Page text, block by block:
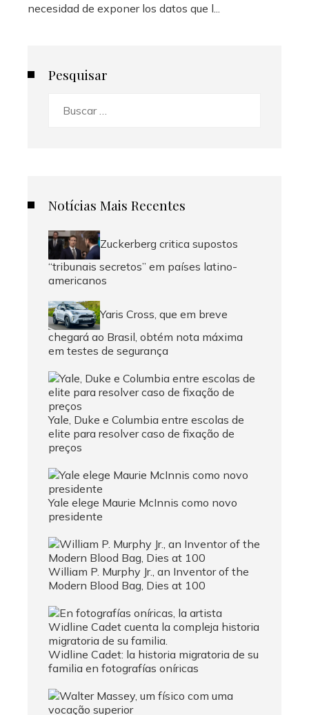
necesidad de exponer los datos que l...
Pesquisar
Notícias Mais Recentes
Zuckerberg critica supostos
“tribunais secretos” em países latino-
americanos
Yaris Cross, que em breve
chegará ao Brasil, obtém nota máxima
em testes de segurança
Yale, Duke e Columbia entre escolas de
elite para resolver caso de fixação de
preços
Yale elege Maurie McInnis como novo
presidente
William P. Murphy Jr., an Inventor of the
Modern Blood Bag, Dies at 100
Widline Cadet: la historia migratoria de su
familia en fotografías oníricas